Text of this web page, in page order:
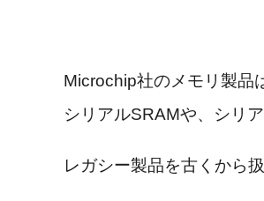
Microchip社のメモリ製品
シリアルSRAMや、シリ
レガシー製品を古くから